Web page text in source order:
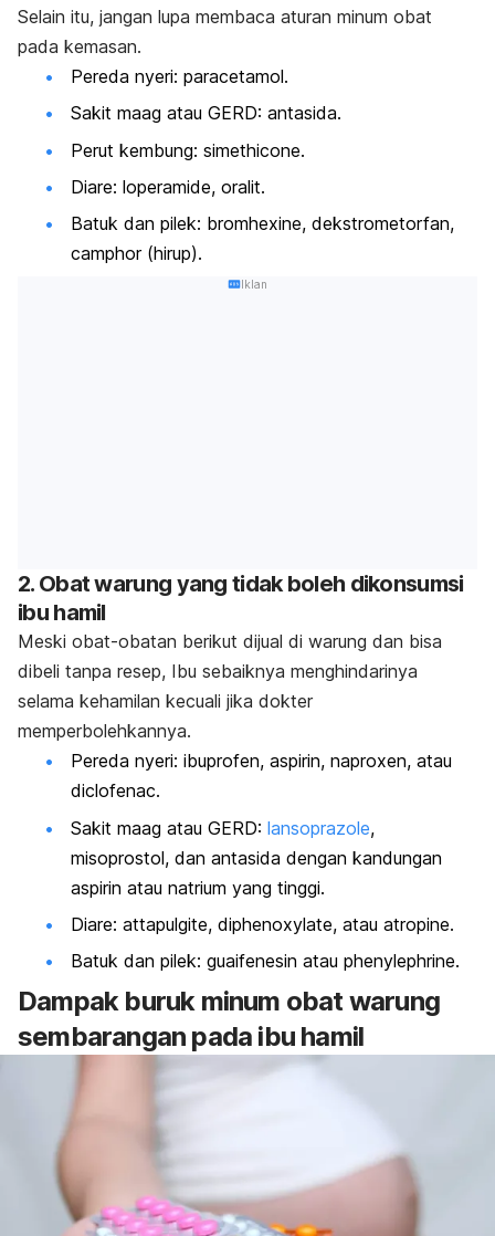
Selain itu, jangan lupa membaca aturan minum obat
pada kemasan.
Pereda nyeri: paracetamol.
Sakit maag atau GERD: antasida.
Perut kembung: simethicone.
Diare: loperamide, oralit.
Batuk dan pilek: bromhexine, dekstrometorfan,
camphor (hirup).
Iklan
2. Obat warung yang tidak boleh dikonsumsi
ibu hamil
Meski obat-obatan berikut dijual di warung dan bisa
dibeli tanpa resep, Ibu sebaiknya menghindarinya
selama kehamilan kecuali jika dokter
memperbolehkannya.
Pereda nyeri: ibuprofen, aspirin, naproxen, atau
diclofenac.
Sakit maag atau GERD: lansoprazole,
misoprostol, dan antasida dengan kandungan
aspirin atau natrium yang tinggi.
Diare: attapulgite, diphenoxylate, atau atropine.
Batuk dan pilek: guaifenesin atau phenylephrine.
Dampak buruk minum obat warung
sembarangan pada ibu hamil